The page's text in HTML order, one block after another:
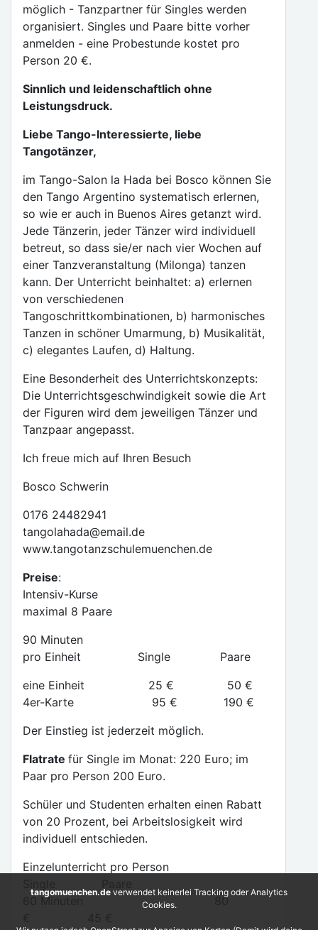
möglich - Tanzpartner für Singles werden
organisiert. Singles und Paare bitte vorher
anmelden - eine Probestunde kostet pro
Person 20 €.
Sinnlich und leidenschaftlich ohne
Leistungsdruck.
Liebe Tango-Interessierte, liebe
Tangotänzer,
im Tango-Salon la Hada bei Bosco können Sie
den Tango Argentino systematisch erlernen,
so wie er auch in Buenos Aires getanzt wird.
Jede Tänzerin, jeder Tänzer wird individuell
betreut, so dass sie/er nach vier Wochen auf
einer Tanzveranstaltung (Milonga) tanzen
kann. Der Unterricht beinhaltet: a) erlernen
von verschiedenen
Tangoschrittkombinationen, b) harmonisches
Tanzen in schöner Umarmung, b) Musikalität,
c) elegantes Laufen, d) Haltung.
Eine Besonderheit des Unterrichtskonzepts:
Die Unterrichtsgeschwindigkeit sowie die Art
der Figuren wird dem jeweiligen Tänzer und
Tanzpaar angepasst.
Ich freue mich auf Ihren Besuch
Bosco Schwerin
0176 24482941
tangolahada@email.de
www.tangotanzschulemuenchen.de
Preise:
Intensiv-Kurse
maximal 8 Paare
90 Minuten
pro Einheit Single Paare
eine Einheit 25 € 50 €
4er-Karte 95 € 190 €
Der Einstieg ist jederzeit möglich.
Flatrate für Single im Monat: 220 Euro; im
Paar pro Person 200 Euro.
Schüler und Studenten erhalten einen Rabatt
von 20 Prozent, bei Arbeitslosigkeit wird
individuell entschieden.
Einzelunterricht pro Person
60 Minuten 80
tangomuenchen.de verwendet keinerlei Tracking oder Analytics
Cookies.